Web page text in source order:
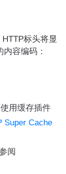
标头将显
容编码：
使用缓存插件
Super Cache
阅